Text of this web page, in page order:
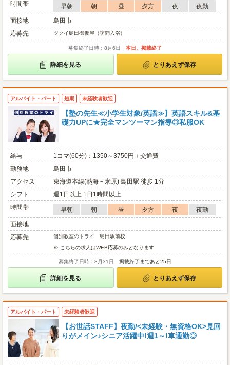
時間帯
早朝 朝 昼 夕方 夜
夜勤
面接地
島田市
応募先
ツクイ島田御仮屋（訪問入浴）
募集終了日時：8月6日 本日、掲載終了
詳細を見る とりあえず保存
アルバイト・パート 短期 未経験者歓迎
【塾の先生≪小学生対象/英語≫】英語スキル&基
礎力UPに★完全マンツーマン指導◎私服OK
給与
1コマ(60分)：1350～3750円＋交通費
勤務地
島田市
アクセス
東海道本線(熱海－米原) 島田駅 徒歩 1分
シフト
週1日以上 1日1時間以上
時間帯
早朝 朝 昼 夕方 夜
夜勤
面接地
応募先
個別教室のトライ 島田駅前校
※ こちらの求人はWEB応募のみとなります
募集終了日時：8月31日 掲載終了まであと25日
詳細を見る とりあえず保存
アルバイト・パート 未経験者歓迎
【お世話STAFF】夜勤/<未経験・無資格OK>見回
りがメイン♪シニア活躍中!週1～!車通勤◎